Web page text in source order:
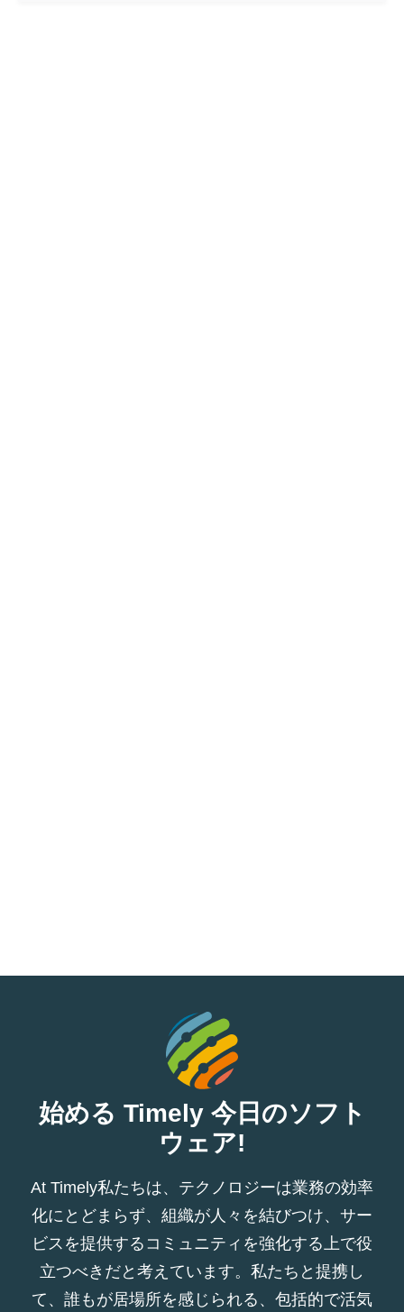
始める Timely 今日のソフト
ウェア!
At Timely私たちは、テクノロジーは業務の効率
化にとどまらず、組織が人々を結びつけ、サー
ビスを提供するコミュニティを強化する上で役
立つべきだと考えています。私たちと提携し
て、誰もが居場所を感じられる、包括的で活気